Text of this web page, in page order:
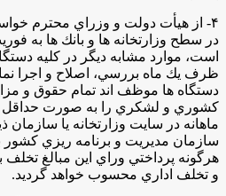
۴- از هيأت دولت و وزراي محترم
در سطح وزارتخانه ها و بانك ها به
است، موارد مشابه ديگر در كليه
ظرف يك ماه بررسي، اصلاح و اجرا
دستگاه ‌ها موظف اند تمام حقوق و
كشوري و لشكري را به صورت حداقل
ماهانه در سايت وزارتخانه يا
سازمان مديريت و برنامه ريزي كشور
هرگونه پرداختي وراي اين مبالغ
و تخلف اداري محسوب خواهد گرديد.